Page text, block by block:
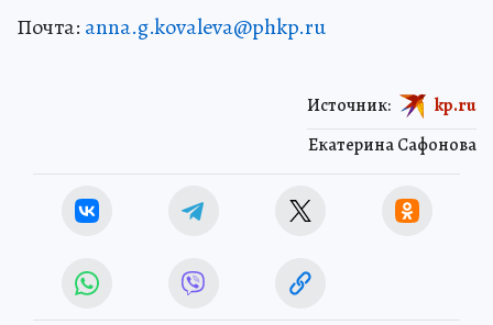
Почта: anna.g.kovaleva@phkp.ru
Екатерина Сафонова
Источник: kp.ru